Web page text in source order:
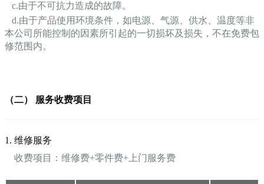
c.由于不可抗力造成的故障。
d.由于产品使用环境条件，如电源、气源、供水、温度等非
本公司所能控制的因素所引起的一切损坏及损失，不在免费包
修范围内。
（二） 服务收费项目
1. 维修服务
收费项目：维修费+零件费+上门服务费